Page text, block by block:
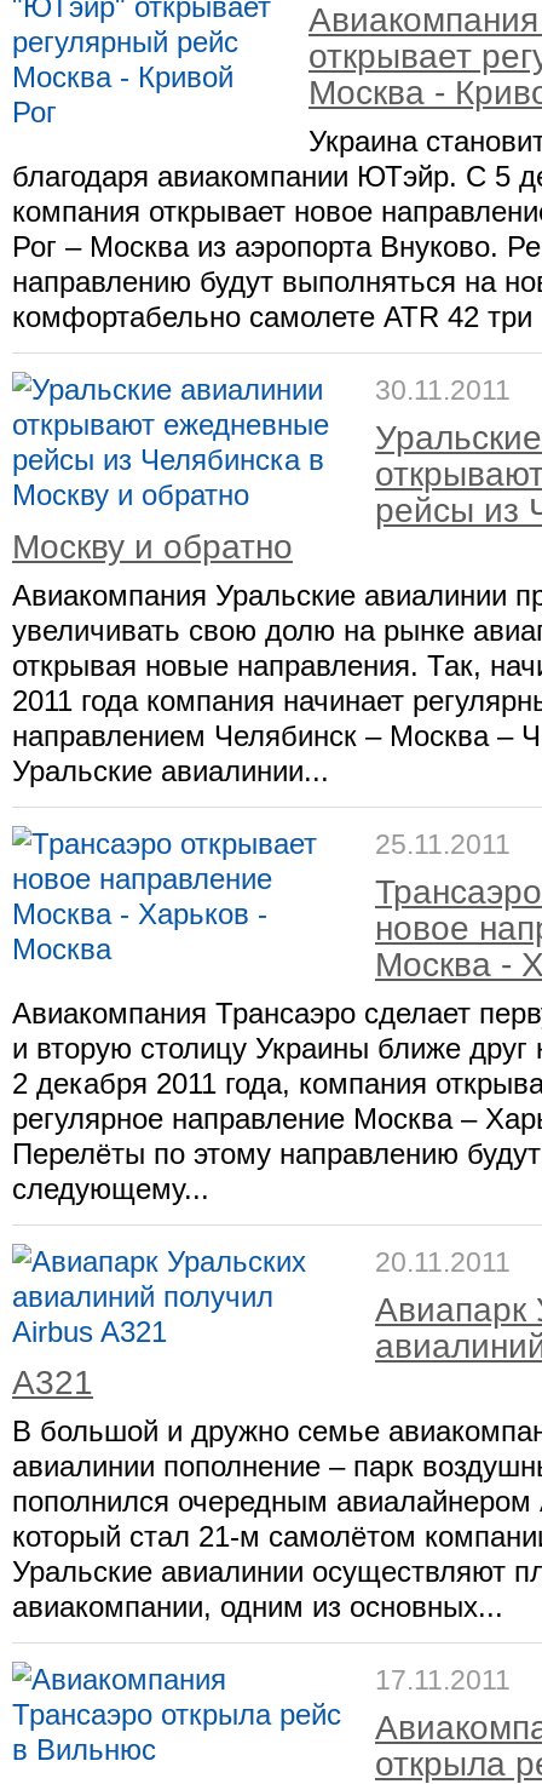
открывает
Москва -
Украина
благодаря авиакомпании ЮТэйр. С 5
компания открывает новое
Рог – Москва из аэропорта Внуково.
направлению будут выполняться на
комфортабельно самолете ATR 42 три
30.11.2011
рейсы из
Москву и обратно
Авиакомпания Уральские авиалинии
увеличивать свою долю на рынке
открывая новые направления. Так,
2011 года компания начинает
направлением Челябинск – Москва –
Уральские авиалинии...
25.11.2011
новое
Москва -
Авиакомпания Трансаэро сделает
и вторую столицу Украины ближе друг
2 декабря 2011 года, компания
регулярное направление Москва –
Перелёты по этому направлению
следующему...
20.11.2011
Авиапарк
A321
В большой и дружно семье
авиалинии пополнение – парк
пополнился очередным авиалайнером
который стал 21-м самолётом
Уральские авиалинии осуществляют
авиакомпании, одним из основных...
17.11.2011
открыла